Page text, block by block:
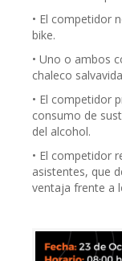
• El competidor
bike.
• Uno o ambos
chaleco
• El competidor
consumo de
del alcohol.
• El competidor
asistentes, que
ventaja frente a